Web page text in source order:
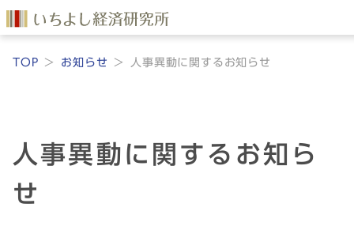
TOP お知らせ 人事異動に関するお知らせ
人事異動に関するお知ら
せ